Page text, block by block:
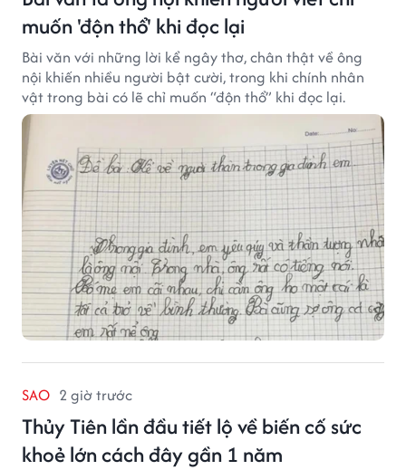
muốn 'độn thổ' khi đọc lại
Bài văn với những lời kể ngây thơ, chân thật về ông
nội khiến nhiều người bật cười, trong khi chính nhân
vật trong bài có lẽ chỉ muốn “độn thổ” khi đọc lại.
SAO 2 giờ trước
Thủy Tiên lần đầu tiết lộ về biến cố sức
khoẻ lớn cách đây gần 1 năm